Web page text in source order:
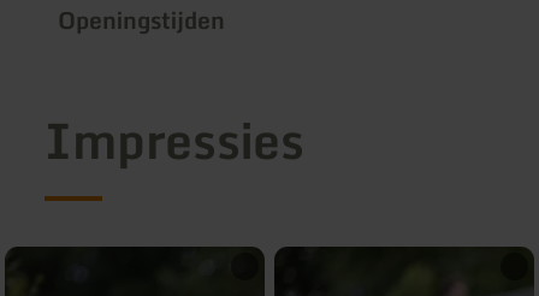
Openingstijden
Impressies